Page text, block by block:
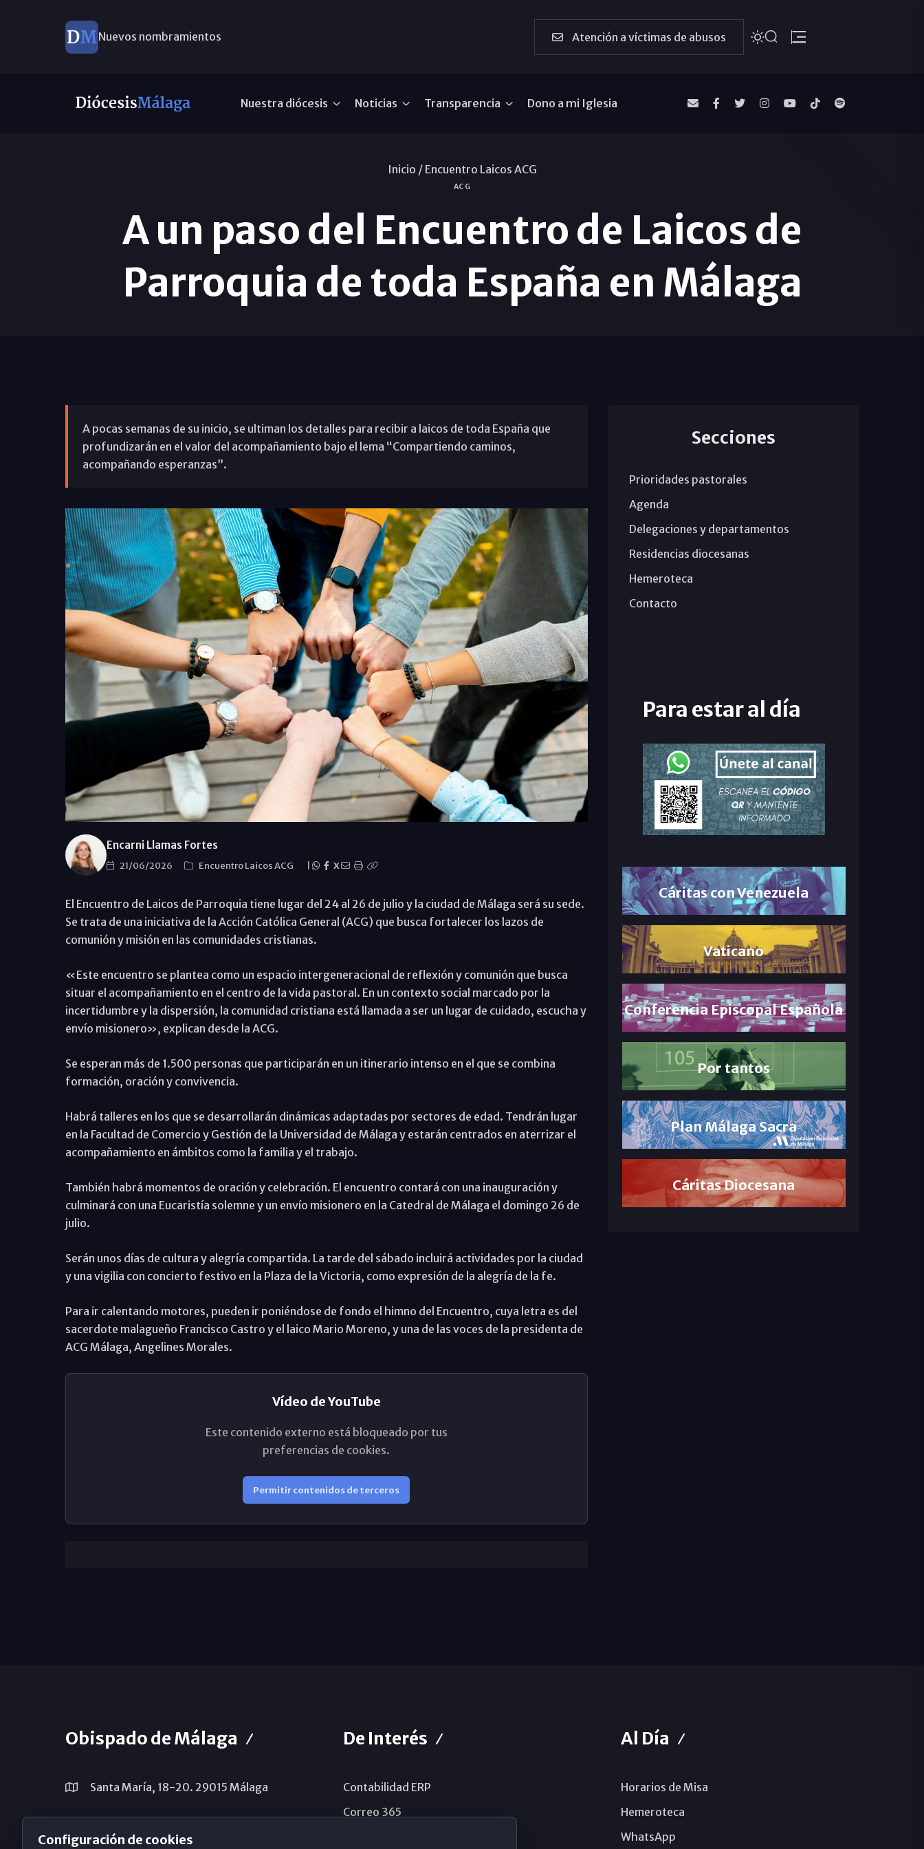
Nuevos nombramientos Atención a víctimas de abusos
Nuestra diócesis Noticias Transparencia Dono a mi Iglesia
Inicio / Encuentro Laicos ACG
ACG
A un paso del Encuentro de Laicos de
Parroquia de toda España en Málaga
A pocas semanas de su inicio, se ultiman los detalles para recibir a laicos de toda España que
profundizarán en el valor del acompañamiento bajo el lema “Compartiendo caminos,
acompañando esperanzas”.
Encarni Llamas Fortes
21/06/2026 Encuentro Laicos ACG X
El Encuentro de Laicos de Parroquia tiene lugar del 24 al 26 de julio y la ciudad de Málaga será su sede.
Se trata de una iniciativa de la Acción Católica General (ACG) que busca fortalecer los lazos de
comunión y misión en las comunidades cristianas.
«Este encuentro se plantea como un espacio intergeneracional de reflexión y comunión que busca
situar el acompañamiento en el centro de la vida pastoral. En un contexto social marcado por la
incertidumbre y la dispersión, la comunidad cristiana está llamada a ser un lugar de cuidado, escucha y
envío misionero», explican desde la ACG.
Se esperan más de 1.500 personas que participarán en un itinerario intenso en el que se combina
formación, oración y convivencia.
Habrá talleres en los que se desarrollarán dinámicas adaptadas por sectores de edad. Tendrán lugar
en la Facultad de Comercio y Gestión de la Universidad de Málaga y estarán centrados en aterrizar el
acompañamiento en ámbitos como la familia y el trabajo.
También habrá momentos de oración y celebración. El encuentro contará con una inauguración y
culminará con una Eucaristía solemne y un envío misionero en la Catedral de Málaga el domingo 26 de
julio.
Serán unos días de cultura y alegría compartida. La tarde del sábado incluirá actividades por la ciudad
y una vigilia con concierto festivo en la Plaza de la Victoria, como expresión de la alegría de la fe.
Para ir calentando motores, pueden ir poniéndose de fondo el himno del Encuentro, cuya letra es del
sacerdote malagueño Francisco Castro y el laico Mario Moreno, y una de las voces de la presidenta de
ACG Málaga, Angelines Morales.
Vídeo de YouTube
Este contenido externo está bloqueado por tus
preferencias de cookies.
Permitir contenidos de terceros
Secciones
Prioridades pastorales
Agenda
Delegaciones y departamentos
Residencias diocesanas
Hemeroteca
Contacto
Para estar al día
Cáritas con Venezuela
Vaticano
Conferencia Episcopal Española
Por tantos
Plan Málaga Sacra
Cáritas Diocesana
Obispado de Málaga
Santa María, 18-20. 29015 Málaga
De Interés
Contabilidad ERP
Correo 365
Al Día
Horarios de Misa
Hemeroteca
WhatsApp
Configuración de cookies